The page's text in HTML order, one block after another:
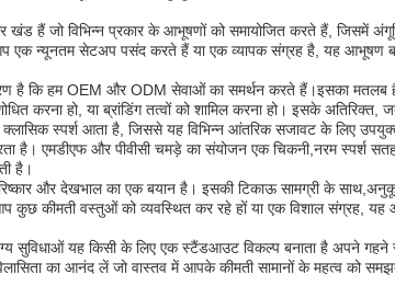
हैं जो विभिन्न प्रकार के आभूषणों को समायोजित करते हैं, जिसमें
न्यूनतम सेटअप पसंद करते हैं या एक व्यापक संग्रह है, यह आभूषण
है कि हम OEM और ODM सेवाओं का समर्थन करते हैं।इसका
करना हो, या ब्रांडिंग तत्वों को शामिल करना हो। इसके
स्पर्श आता है, जिससे यह विभिन्न आंतरिक सजावट के लिए
एमडीएफ और पीवीसी चमड़े का संयोजन एक चिकनी,नरम स्पर्श
है।
और देखभाल का एक बयान है। इसकी टिकाऊ सामग्री के
कीमती वस्तुओं को व्यवस्थित कर रहे हों या एक विशाल संग्रह, यह
यह किसी के लिए एक स्टैंडआउट विकल्प बनाता है अपने गहने
का आनंद लें जो वास्तव में आपके कीमती सामानों के महत्व को